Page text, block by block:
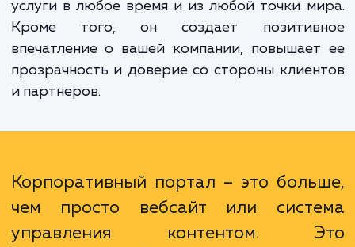
Корпоративный портал не просто
эффективность внутренних процессов,
значительно улучшает
клиентами и партнерами, позволяя им
впечатление о вашей компании,
прозрачность и доверие со стороны
и партнеров.